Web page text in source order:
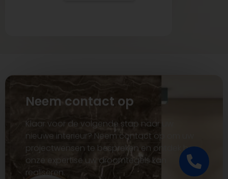
Neem contact op
Klaar voor de volgende stap naar uw
nieuwe interieur? Neem contact op om uw
projectwensen te bespreken en ontdek hoe
onze expertise uw droomtegels kan
realiseren.